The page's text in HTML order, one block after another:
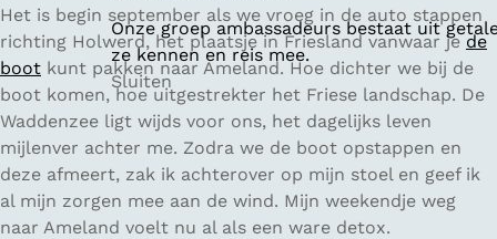
Onze groep ambassadeurs bestaat uit
ze kennen en reis mee.
Sluiten
Het is begin september als we vroeg in de auto stappen
richting Holwerd, het plaatsje in Friesland vanwaar jede
boot kunt pakken naar Ameland. Hoe dichter we bij de
boot komen, hoe uitgestrekter het Friese landschap. De
Waddenzee ligt wijds voor ons, het dagelijks leven
mijlenver achter me. Zodra we de boot opstappen en
deze afmeert, zak ik achterover op mijn stoel en geef ik
al mijn zorgen mee aan de wind. Mijn weekendje weg
naar Ameland voelt nu al als een ware detox.